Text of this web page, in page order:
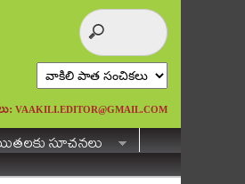
VAAKILI.EDITOR@GMAIL.COM
సూచనలు